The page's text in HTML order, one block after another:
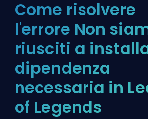
Come risolvere
l'errore Non
riusciti a
dipendenza
necessaria in
of Legends